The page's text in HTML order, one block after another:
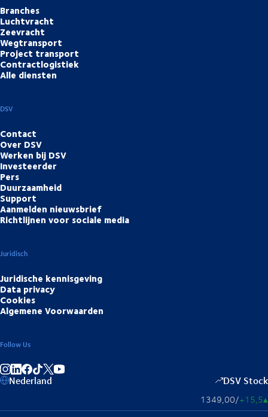
Branches
Luchtvracht
Zeevracht
Wegtransport
Project transport
Contractlogistiek
Alle diensten
DSV
Contact
Over DSV
Werken bij DSV
Investeerder
Pers
Duurzaamheid
Support
Aanmelden nieuwsbrief
Richtlijnen voor sociale media
Juridisch
Juridische kennisgeving
Data privacy
Cookies
Algemene Voorwaarden
Follow Us
Deel op Instagram
Deel op LinkedIn
Deel op Facebook
Deel op TikTok
Nederland DSV Stock
1349,00/+15,5▴